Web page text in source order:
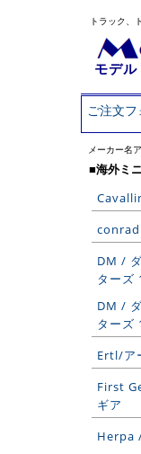
トラック、
モデ
ご注文フ
メーカー名
■海外ミ
conrad
DM /
ターズ
DM /
ターズ
Ertl/ア
First
ギア
Herpa